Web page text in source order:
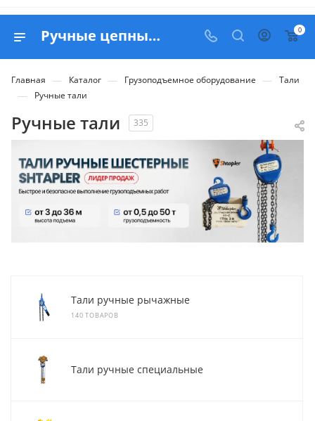
Ручные цепные тали - купить в Москве с доставкой по России 0
Главная — Каталог — Грузоподъемное оборудование — Тали
— Ручные тали
Ручные тали 335
Тали ручные рычажные
140 ТОВАРОВ
Тали ручные специальные